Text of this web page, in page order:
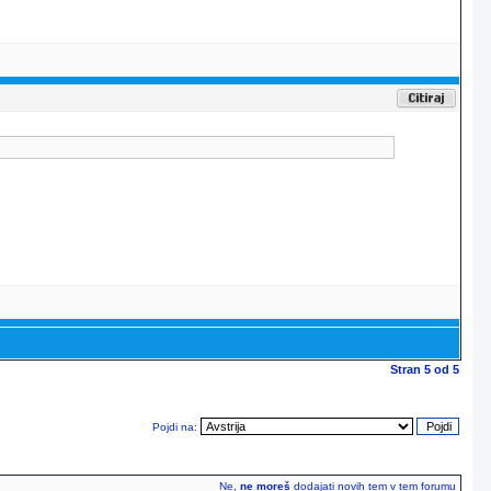
Stran 5 od 5
Pojdi na:
Ne, ne moreš dodajati novih tem v tem forumu